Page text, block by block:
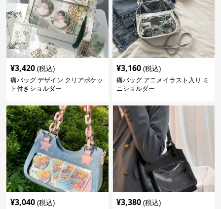
¥3,420 (税込)
痛バッグ デザイン クリアポケッ
ト付きショルダー
¥3,160 (税込)
痛バッグ アニメイラスト入り ミ
ニショルダー
¥3,040 (税込) ¥3,380 (税込)